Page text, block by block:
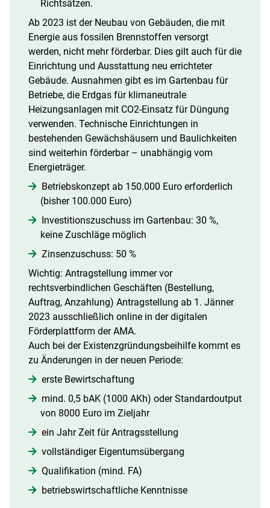
Richtsätzen.
Ab 2023 ist der Neubau von Gebäuden, die mit
Energie aus fossilen Brennstoffen versorgt
werden, nicht mehr förderbar. Dies gilt auch für die
Einrichtung und Ausstattung neu errichteter
Gebäude. Ausnahmen gibt es im Gartenbau für
Betriebe, die Erdgas für klimaneutrale
Heizungsanlagen mit CO2-Einsatz für Düngung
verwenden. Technische Einrichtungen in
bestehenden Gewächshäusern und Baulichkeiten
sind weiterhin förderbar – unabhängig vom
Energieträger.
Betriebskonzept ab 150.000 Euro erforderlich
(bisher 100.000 Euro)
Investitionszuschuss im Gartenbau: 30 %,
keine Zuschläge möglich
Zinsenzuschuss: 50 %
Wichtig: Antragstellung immer vor
rechtsverbindlichen Geschäften (Bestellung,
Auftrag, Anzahlung) Antragstellung ab 1. Jänner
2023 ausschließlich online in der digitalen
Förderplattform der AMA.
Auch bei der Existenzgründungsbeihilfe kommt es
zu Änderungen in der neuen Periode:
erste Bewirtschaftung
mind. 0,5 bAK (1000 AKh) oder Standardoutput
von 8000 Euro im Zieljahr
ein Jahr Zeit für Antragsstellung
vollständiger Eigentumsübergang
Qualifikation (mind. FA)
betriebswirtschaftliche Kenntnisse